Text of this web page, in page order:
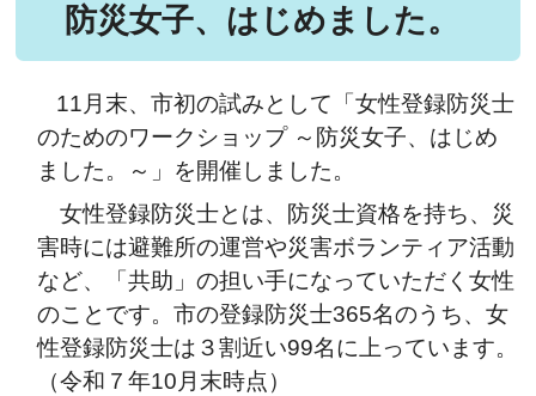
防災女子、はじめました。
11月末、市初の試みとして「女性登録防災士
のためのワークショップ ～防災女子、はじめ
ました。～」を開催しました。
女性登録防災士とは、防災士資格を持ち、災
害時には避難所の運営や災害ボランティア活動
など、「共助」の担い手になっていただく女性
のことです。市の登録防災士365名のうち、女
性登録防災士は３割近い99名に上っています。
（令和７年10月末時点）